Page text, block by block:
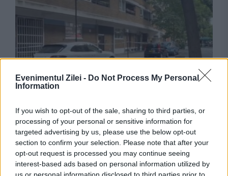
Evenimentul Zilei - Do Not Process My Personal
Information
If you wish to opt-out of the sale, sharing to third parties, or
processing of your personal or sensitive information for
targeted advertising by us, please use the below opt-out
section to confirm your selection. Please note that after your
opt-out request is processed you may continue seeing
interest-based ads based on personal information utilized by
us or personal information disclosed to third parties prior to
INTERNATIONAL
Londrei. O femeie a fost arestată